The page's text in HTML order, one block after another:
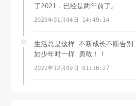
了2021，已经是两年前了。
2023年01月04日 14:49:14
生活总是这样 不断成长不断告别
如少年时一样 勇敢！！
2022年12月09日 01:36:27